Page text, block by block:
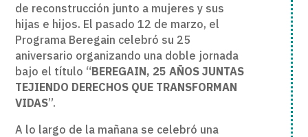
de reconstrucción junto a mujeres y sus
hijas e hijos. El pasado 12 de marzo, el
Programa Beregain celebró su 25
aniversario organizando una doble jornada
bajo el título “BEREGAIN, 25 AÑOS JUNTAS
TEJIENDO DERECHOS QUE TRANSFORMAN
VIDAS”.
A lo largo de la mañana se celebró una